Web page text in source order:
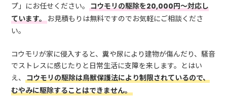
プ」にお任せください。コウモリの駆除を20,000円～対応し
ています。お見積もりは無料ですのでお気軽にご相談くださ
い。
コウモリが家に侵入すると、糞や尿により建物が傷んだり、騒音
でストレスに感じたりと日常生活に支障を来します。とはい
え、コウモリの駆除は鳥獣保護法により制限されているので、
むやみに駆除することはできません。